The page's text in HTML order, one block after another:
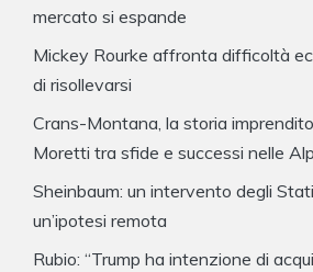
mercato si espande
Mickey Rourke affronta difficoltà
di risollevarsi
Crans-Montana, la storia
Moretti tra sfide e successi nelle
Sheinbaum: un intervento degli
un’ipotesi remota
Rubio: “Trump ha intenzione di